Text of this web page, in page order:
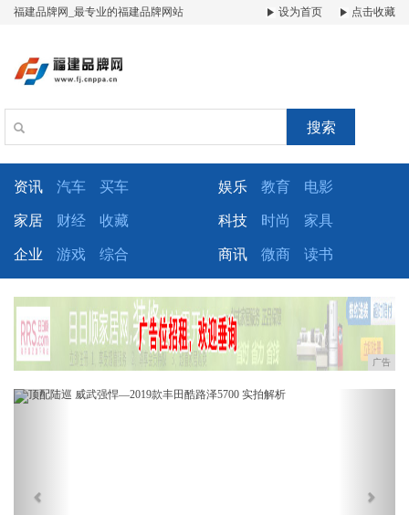
福建品牌网_最专业的福建品牌网站 设为首页 点击收藏
搜索
资讯 汽车 买车 娱乐 教育 电影
家居 财经 收藏 科技 时尚 家具
企业 游戏 综合 商讯 微商 读书
广告
Previous